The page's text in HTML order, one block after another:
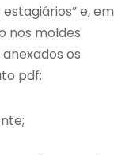
e, em
nos moldes
os
pdf: